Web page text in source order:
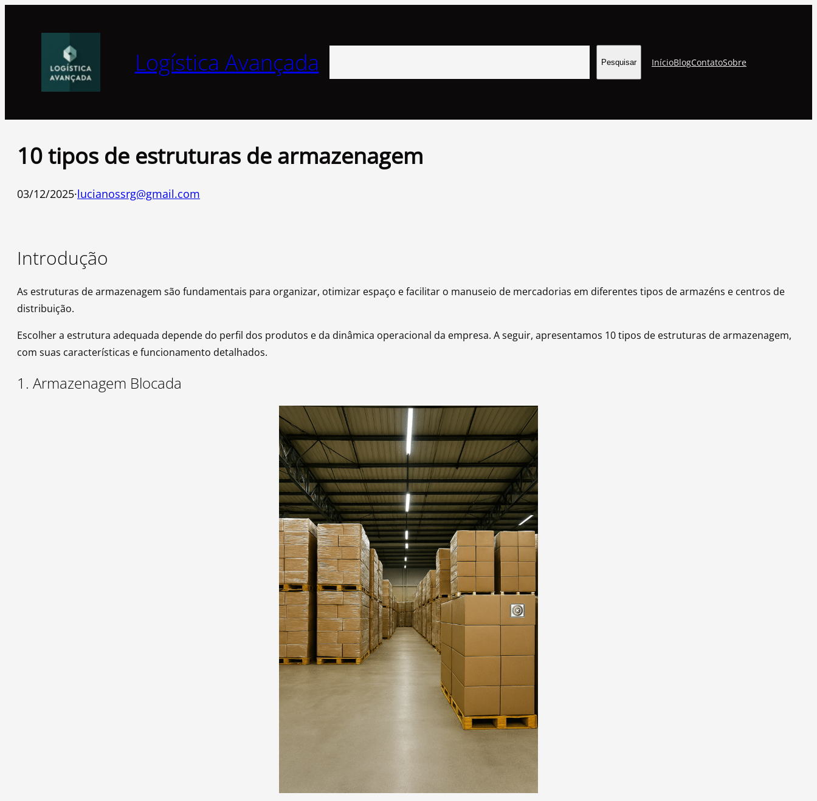
Logística Avançada Pesquisar InícioBlogContatoSobre
10 tipos de estruturas de armazenagem
03/12/2025·lucianossrg@gmail.com
Introdução
As estruturas de armazenagem são fundamentais para organizar, otimizar espaço e facilitar o manuseio de mercadorias em diferentes tipos de armazéns e centros de
distribuição.
Escolher a estrutura adequada depende do perfil dos produtos e da dinâmica operacional da empresa. A seguir, apresentamos 10 tipos de estruturas de armazenagem,
com suas características e funcionamento detalhados.
1. Armazenagem Blocada